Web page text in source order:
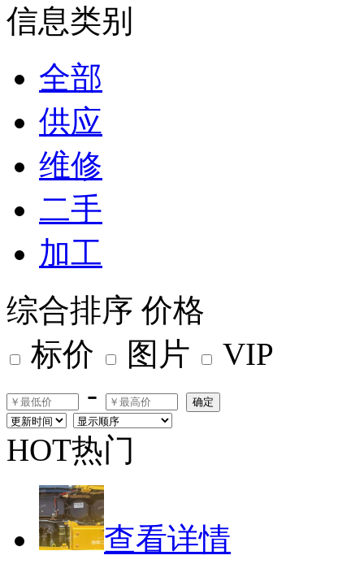
信息类别
全部
供应
维修
二手
加工
综合排序 价格
标价
图片
VIP
-
确定
HOT热门
查看详情